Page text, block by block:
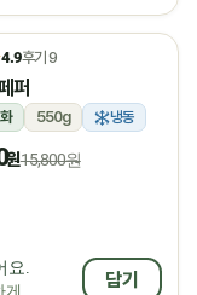
4.9후기 9
퍼
550g 냉동
원15,800원
요. 담기